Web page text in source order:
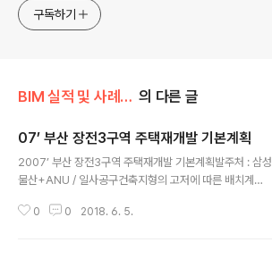
구독하기
BIM 실적 및 사례/BIM 설계 및 용역 의 다른 글
07’ 부산 장전3구역 주택재개발 기본계획
2007’ 부산 장전3구역 주택재개발 기본계획발주처 : 삼성
물산+ANU / 일사공구건축지형의 고저에 따른 배치계획,
토에 활용.주동 음영(일조)검토에 활용.
0 0 2018. 6. 5.